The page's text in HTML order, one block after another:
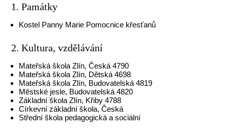
1. Památky
Kostel Panny Marie Pomocnice křesťanů
2. Kultura, vzdělávání
Mateřská škola Zlín, Česká 4790
Mateřská škola Zlín, Dětská 4698
Mateřská škola Zlín, Budovatelská 4819
Městské jesle, Budovatelská 4820
Základní škola Zlín, Křiby 4788
Církevní základní škola, Česká
Střední škola pedagogická a sociální